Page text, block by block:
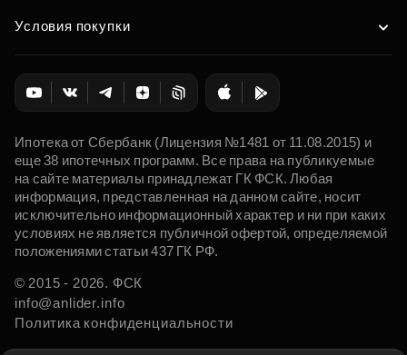
Условия покупки
Ипотека от Сбербанк (Лицензия №1481 от 11.08.2015) и
еще 38 ипотечных программ. Все права на публикуемые
на сайте материалы принадлежат ГК ФСК. Любая
информация, представленная на данном сайте, носит
исключительно информационный характер и ни при каких
условиях не является публичной офертой, определяемой
положениями статьи 437 ГК РФ.
© 2015 - 2026. ФСК
info@anlider.info
Политика конфиденциальности